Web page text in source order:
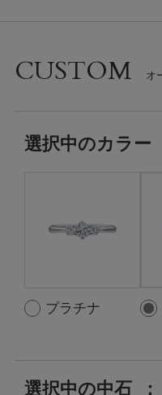
CUSTOM
選択中のカラー
プラチナ
選択中の中石 ：